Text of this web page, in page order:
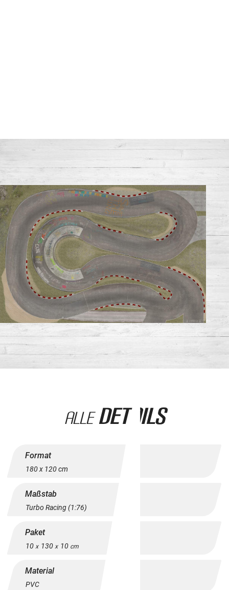
Alle Details
Format
180 x 120 cm
Maßstab
Turbo Racing (1:76)
Paket
10 x 130 x 10 cm
Material
PVC